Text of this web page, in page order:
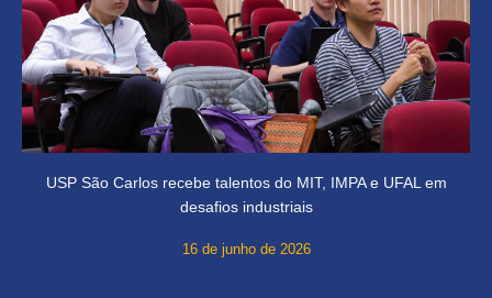
USP São Carlos recebe talentos do MIT, IMPA e UFAL em
desafios industriais
16 de junho de 2026